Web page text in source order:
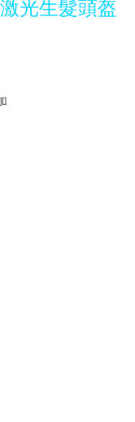
光生髮頭盔